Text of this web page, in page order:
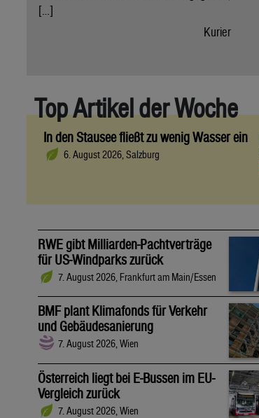
[…]
Kurier
Top Artikel der Woche
In den Stausee fließt zu wenig Wasser ein
6. August 2026, Salzburg
RWE gibt Milliarden-Pachtverträge
für US-Windparks zurück
7. August 2026, Frankfurt am Main/Essen
BMF plant Klimafonds für Verkehr
und Gebäudesanierung
7. August 2026, Wien
Österreich liegt bei E-Bussen im EU-
Vergleich zurück
7. August 2026, Wien